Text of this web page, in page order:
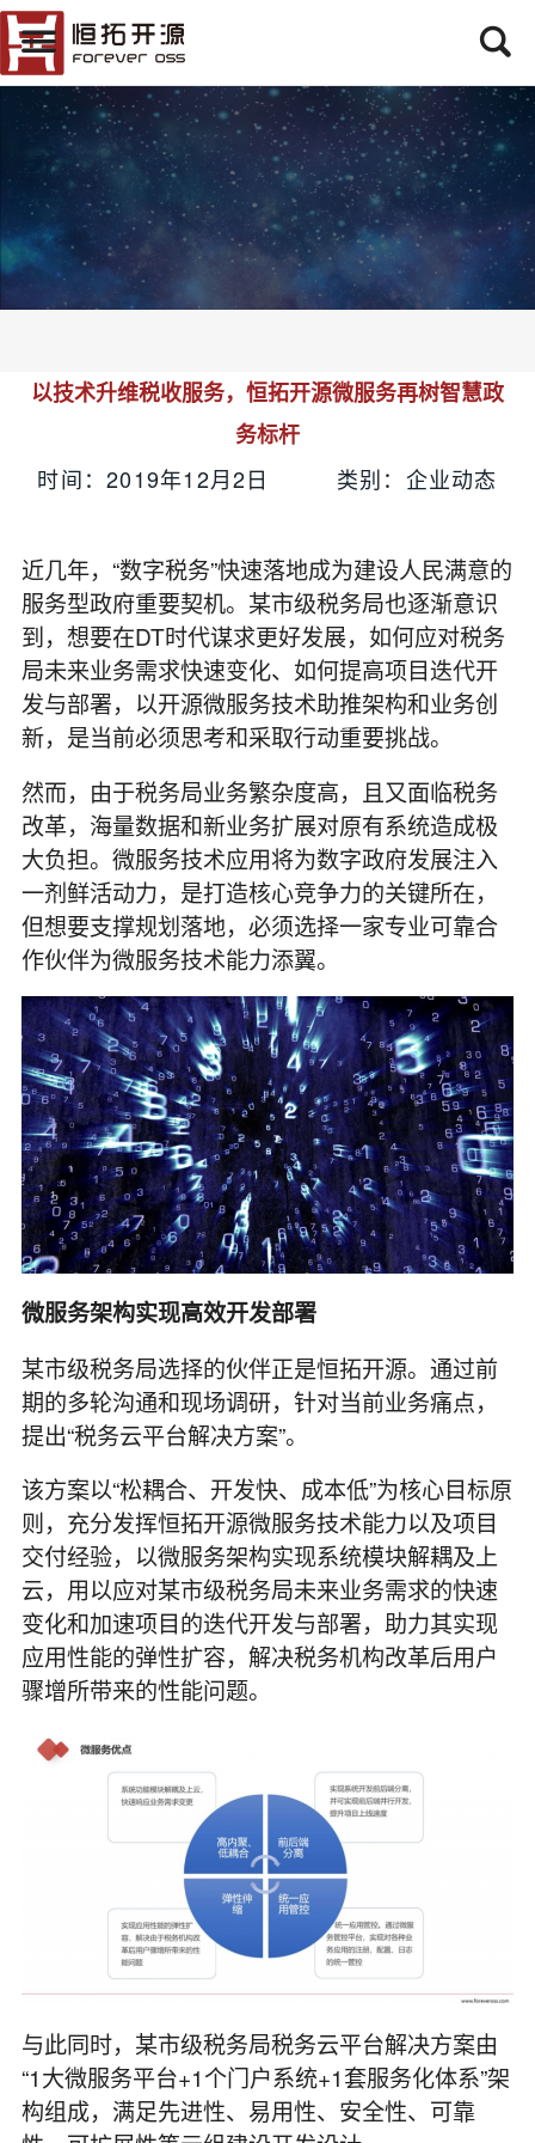
以技术升维税收服务，恒拓开源微服务再树智慧政
务标杆
时间：2019年12月2日 类别：企业动态
近几年，“数字税务”快速落地成为建设人民满意的
服务型政府重要契机。某市级税务局也逐渐意识
到，想要在DT时代谋求更好发展，如何应对税务
局未来业务需求快速变化、如何提高项目迭代开
发与部署，以开源微服务技术助推架构和业务创
新，是当前必须思考和采取行动重要挑战。
然而，由于税务局业务繁杂度高，且又面临税务
改革，海量数据和新业务扩展对原有系统造成极
大负担。微服务技术应用将为数字政府发展注入
一剂鲜活动力，是打造核心竞争力的关键所在，
但想要支撑规划落地，必须选择一家专业可靠合
作伙伴为微服务技术能力添翼。
微服务架构实现高效开发部署
某市级税务局选择的伙伴正是恒拓开源。通过前
期的多轮沟通和现场调研，针对当前业务痛点，
提出“税务云平台解决方案”。
该方案以“松耦合、开发快、成本低”为核心目标原
则，充分发挥恒拓开源微服务技术能力以及项目
交付经验，以微服务架构实现系统模块解耦及上
云，用以应对某市级税务局未来业务需求的快速
变化和加速项目的迭代开发与部署，助力其实现
应用性能的弹性扩容，解决税务机构改革后用户
骤增所带来的性能问题。
与此同时，某市级税务局税务云平台解决方案由
“1大微服务平台+1个门户系统+1套服务化体系”架
构组成，满足先进性、易用性、安全性、可靠